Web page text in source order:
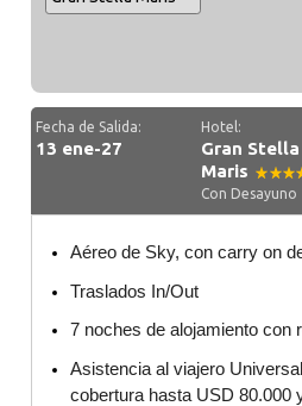
Fecha de Salida:
13 ene-27
Hotel:
Gran Stella
Maris
Con Desayuno
Aéreo de Sky, con carry on
Traslados In/Out
7 noches de alojamiento con
Asistencia al viajero
cobertura hasta USD 80.000